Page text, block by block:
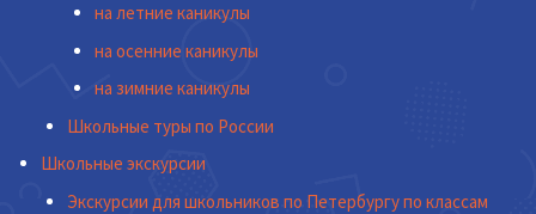
на летние каникулы
на осенние каникулы
на зимние каникулы
Школьные туры по России
Школьные экскурсии
Экскурсии для школьников по Петербургу по классам